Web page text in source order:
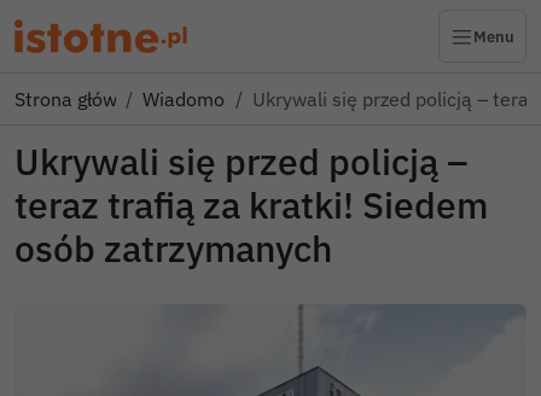
Menu
Strona główna Wiadomości Ukrywali się przed policją –
Ukrywali się przed policją –
teraz trafią za kratki! Siedem
osób zatrzymanych